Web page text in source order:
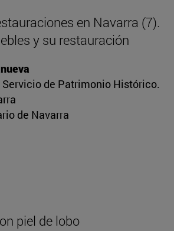
en Navarra (7).
y su restauración
de Patrimonio Histórico.
de Navarra
piel de lobo